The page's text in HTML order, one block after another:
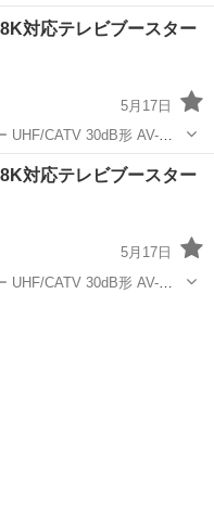
ージや機能に影響の無い...
マスプロ
対応テレビブースター
5月17日
CATV 30dB形 AV-
CATV
対応テレビブースター
5月17日
CATV 30dB形 AV-